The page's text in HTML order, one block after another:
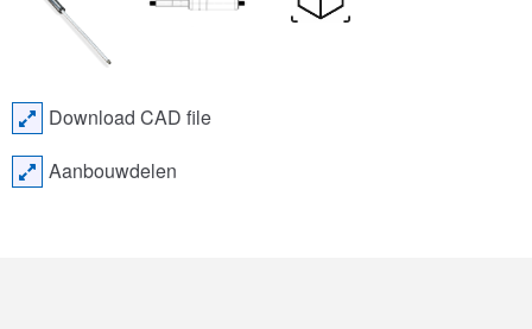
Download CAD file
Aanbouwdelen